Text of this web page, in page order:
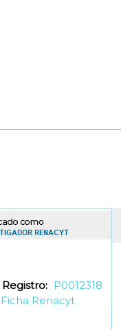
P0012318
Ficha Renacyt